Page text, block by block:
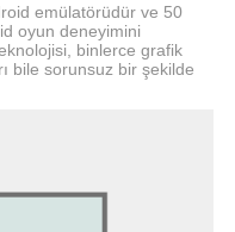
oyunlardan
seviyeler.
emülatörüdür ve 50
oyun deneyimini
binlerce grafik
bile sorunsuz bir şekilde